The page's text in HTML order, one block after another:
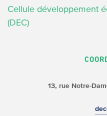
Cellule développement
(DEC)
13, rue Notre-